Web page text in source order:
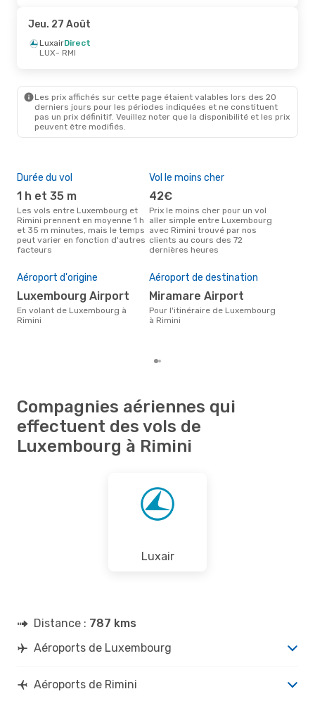
Luxair Direct
RMI- LUX
- RMI
LuxairDirect
RMI- LUX
Jeu. 27 Août
LuxairDirect
LUX- RMI
Les prix affichés sur cette page étaient valables lors des 20
derniers jours pour les périodes indiquées et ne constituent
pas un prix définitif. Veuillez noter que la disponibilité et les prix
peuvent être modifiés.
Durée du vol
1 h et 35 m
Les vols entre Luxembourg et
Rimini prennent en moyenne 1 h
et 35 m minutes, mais le temps
peut varier en fonction d'autres
facteurs
Vol le moins cher
42€
Prix le moins cher pour un vol
aller simple entre Luxembourg
avec Rimini trouvé par nos
clients au cours des 72
dernières heures
Aéroport d'origine
Luxembourg Airport
En volant de Luxembourg à
Rimini
Aéroport de destination
Miramare Airport
Pour l'itinéraire de Luxembourg
à Rimini
Compagnies aériennes qui
effectuent des vols de
Luxembourg à Rimini
Luxair
Distance : 787 kms
Aéroports de Luxembourg
Aéroports de Rimini